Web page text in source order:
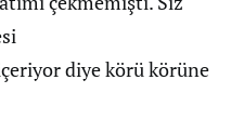
diye körü körüne